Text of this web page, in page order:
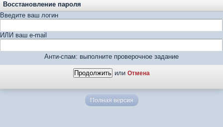
Восстановление пароля
Введите ваш логин
ИЛИ ваш e-mail
Анти-спам: выполните проверочное задание
или Отмена
Полная версия